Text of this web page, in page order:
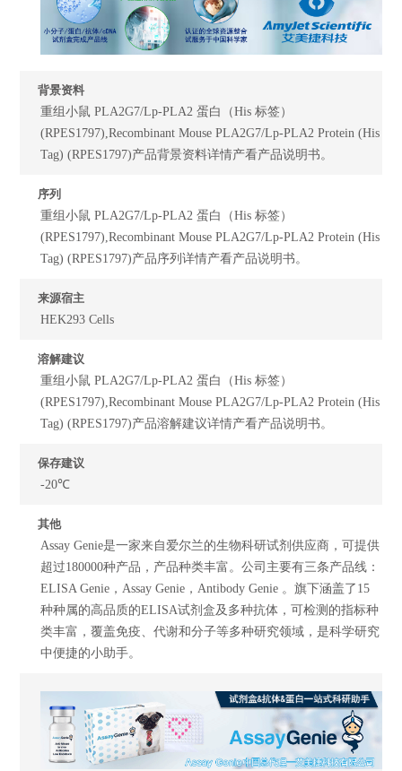
背景资料
重组小鼠 PLA2G7/Lp-PLA2 蛋白（His 标签）
(RPES1797),Recombinant Mouse PLA2G7/Lp-PLA2 Protein (His
Tag) (RPES1797)产品背景资料详情产看产品说明书。
序列
重组小鼠 PLA2G7/Lp-PLA2 蛋白（His 标签）
(RPES1797),Recombinant Mouse PLA2G7/Lp-PLA2 Protein (His
Tag) (RPES1797)产品序列详情产看产品说明书。
来源宿主
HEK293 Cells
溶解建议
重组小鼠 PLA2G7/Lp-PLA2 蛋白（His 标签）
(RPES1797),Recombinant Mouse PLA2G7/Lp-PLA2 Protein (His
Tag) (RPES1797)产品溶解建议详情产看产品说明书。
保存建议
-20℃
其他
Assay Genie是一家来自爱尔兰的生物科研试剂供应商，可提供
超过180000种产品，产品种类丰富。公司主要有三条产品线：
ELISA Genie，Assay Genie，Antibody Genie 。旗下涵盖了15
种种属的高品质的ELISA试剂盒及多种抗体，可检测的指标种
类丰富，覆盖免疫、代谢和分子等多种研究领域，是科学研究
中便捷的小助手。